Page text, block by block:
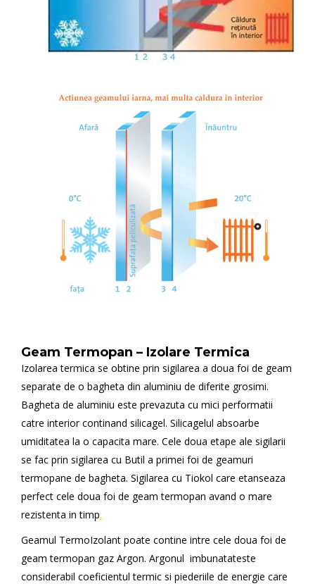
Geam Termopan – Izolare Termica
Izolarea termica se obtine prin sigilarea a doua foi de geam
separate de o bagheta din aluminiu de diferite grosimi.
Bagheta de aluminiu este prevazuta cu mici performatii
catre interior continand silicagel. Silicagelul absoarbe
umiditatea la o capacita mare. Cele doua etape ale sigilarii
se fac prin sigilarea cu Butil a primei foi de geamuri
termopane de bagheta. Sigilarea cu Tiokol care etanseaza
perfect cele doua foi de geam termopan avand o mare
rezistenta in timp.
Geamul TermoIzolant poate contine intre cele doua foi de
geam termopan gaz Argon. Argonul imbunatateste
considerabil coeficientul termic si piederiile de energie care